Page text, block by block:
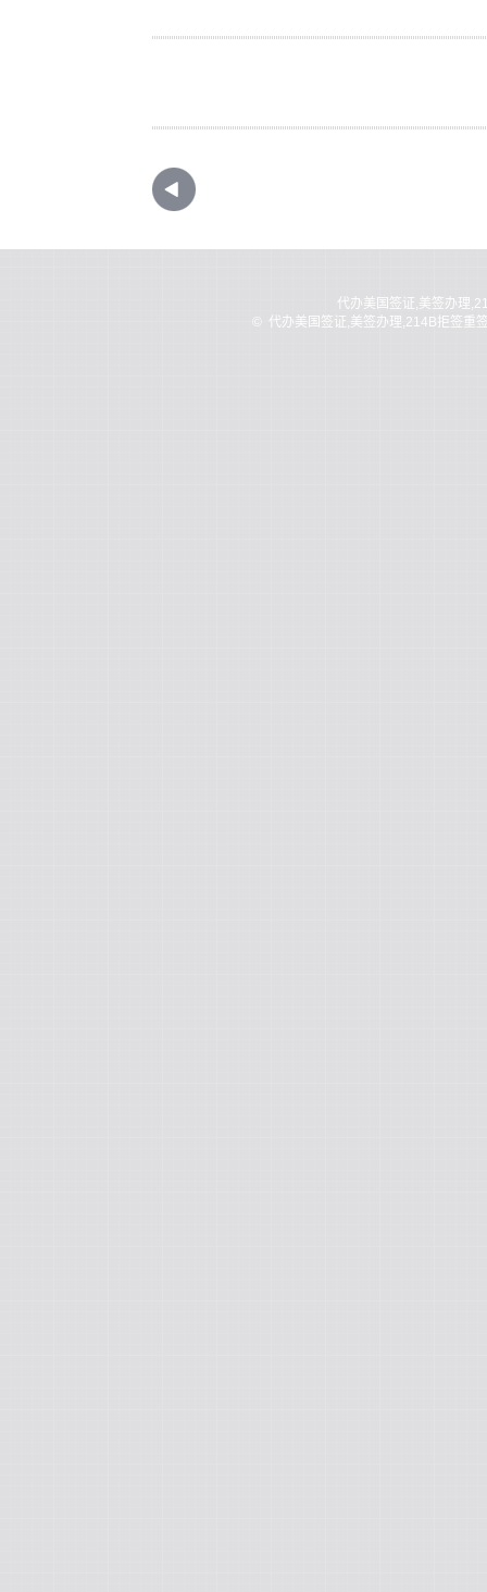
代办美国签证,美签办理
代办美国签证,美签办理,214B拒签重